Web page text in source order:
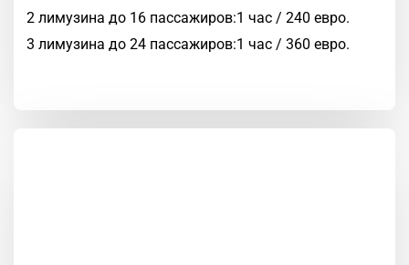
2 лимузина до 16 пассажиров:1 час / 240 евро.
3 лимузина до 24 пассажиров:1 час / 360 евро.